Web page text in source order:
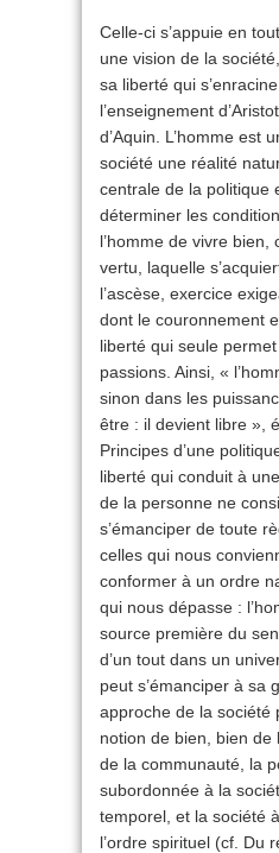
Celle-ci s’appuie en
une vision de la
sa liberté qui
l’enseignement
d’Aquin. L’homme est
société une réalité
centrale de la politique
déterminer les
l’homme de vivre bien,
vertu, laquelle
l’ascèse, exercice
dont le couronnement
liberté qui seule
passions. Ainsi, «
sinon dans les
être : il devient libre »,
Principes d’une
liberté qui conduit à
de la personne ne
s’émanciper de toute
celles qui nous
conformer à un ordre
qui nous dépasse :
source première du
d’un tout dans un
peut s’émanciper à sa
approche de la société
notion de bien, bien de
de la communauté, la
subordonnée à la
temporel, et la société
l’ordre spirituel (cf. Du